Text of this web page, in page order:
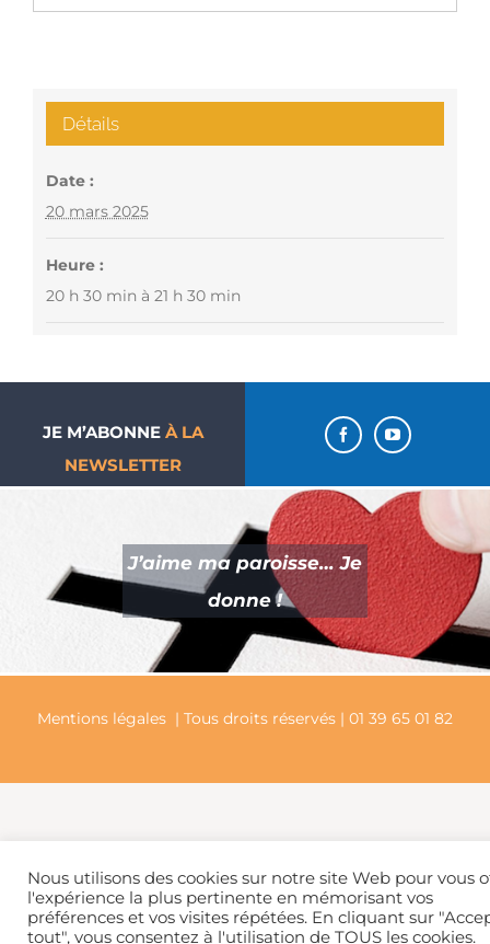
Détails
Date :
20 mars 2025
Heure :
20 h 30 min à 21 h 30 min
JE M’ABONNE À LA
NEWSLETTER
J’aime ma paroisse… Je
donne !
Mentions légales | Tous droits réservés | 01 39 65 01 82
Nous utilisons des cookies sur notre site Web pour vous
l'expérience la plus pertinente en mémorisant vos
préférences et vos visites répétées. En cliquant sur
tout", vous consentez à l'utilisation de TOUS les cookies.